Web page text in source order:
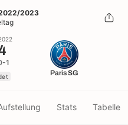
2023
1
Paris SG
Stats Tabelle